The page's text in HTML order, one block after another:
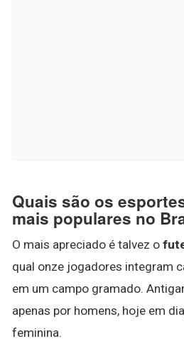
Quais são os
mais populares no
O mais apreciado é talvez o
qual onze jogadores integram
em um campo gramado.
apenas por homens, hoje em
feminina.